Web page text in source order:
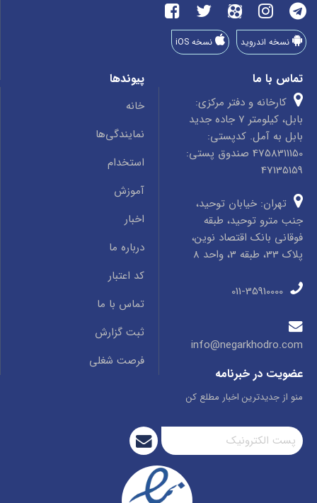
نسخه اندروید نسخه iOS
تماس با ما
کارخانه و دفتر مرکزی:
بابل، کیلومتر 7 جاده جدید
بابل به آمل. کدپستی:
4758311150 صندوق پستی:
47135159
تهران: خیابان توحید،
جنب مترو توحید، طبقه
فوقانی بانک اقتصاد نوین،
پلاک 33، طبقه 3، واحد 8
info@negarkhodro.com
پیوندها
خانه
نمایندگی‌ها
استخدام
آموزش
اخبار
درباره ما
کد اعتبار
تماس با ما
ثبت گزارش
فرصت شغلی
عضویت در خبرنامه
منو از جدیدترین اخبار مطلع کن